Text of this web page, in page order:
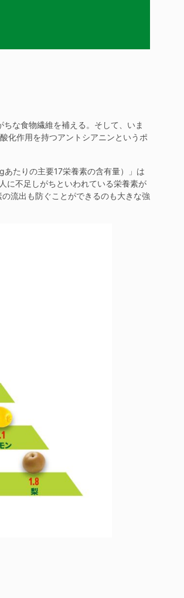
な食物繊維を補える。そして、いま
化作用を持つアントシアニンというポ
たりの主要17栄養素の含有量）」は
に不足しがちといわれている栄養素が
流出も防ぐことができるのも大きな強